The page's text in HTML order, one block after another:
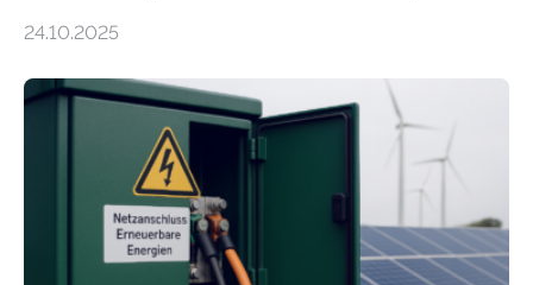
Forschungsprojekt „LAGER – Langzeitspeicherung in
Quartieren“ eingeworben. Ziel des Projekts ist die
Entwicklung, Erprobung und Demonstration von
Konzepten zur langfristigen Energiespeicherung in
sektorübergreifend vernetzten Energiesystemen. Das
Projekt startete am 15. Oktober 2025, hat eine Laufzeit
von drei Jahren und ein Gesamtvolumen von rund 2,9
Millionen Euro, wovon 2,6 Millionen Euro durch das
24.10.2025